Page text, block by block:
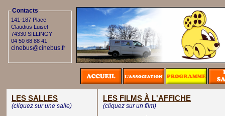
Contacts
141-187 Place
Claudius Luiset
74330 SILLINGY
04 50 68 88 41
cinebus@cinebus.fr
LES SALLES
(cliquez sur une salle)
LES FILMS À L'AFFICHE
(cliquez sur un film)